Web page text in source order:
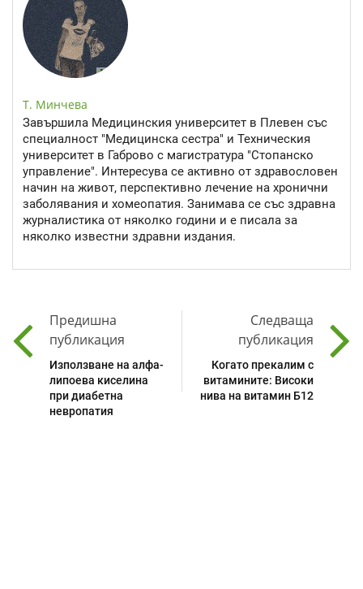
Т. Минчева
Завършила Медицинския университет в Плевен със
специалност "Медицинска сестра" и Техническия
университет в Габрово с магистратура "Стопанско
управление". Интересува се активно от здравословен
начин на живот, перспективно лечение на хронични
заболявания и хомеопатия. Занимава се със здравна
журналистика от няколко години и е писала за
няколко известни здравни издания.
Предишна
публикация
Използване на алфа-
липоева киселина
при диабетна
невропатия
Следваща
публикация
Когато прекалим с
витамините: Високи
нива на витамин Б12